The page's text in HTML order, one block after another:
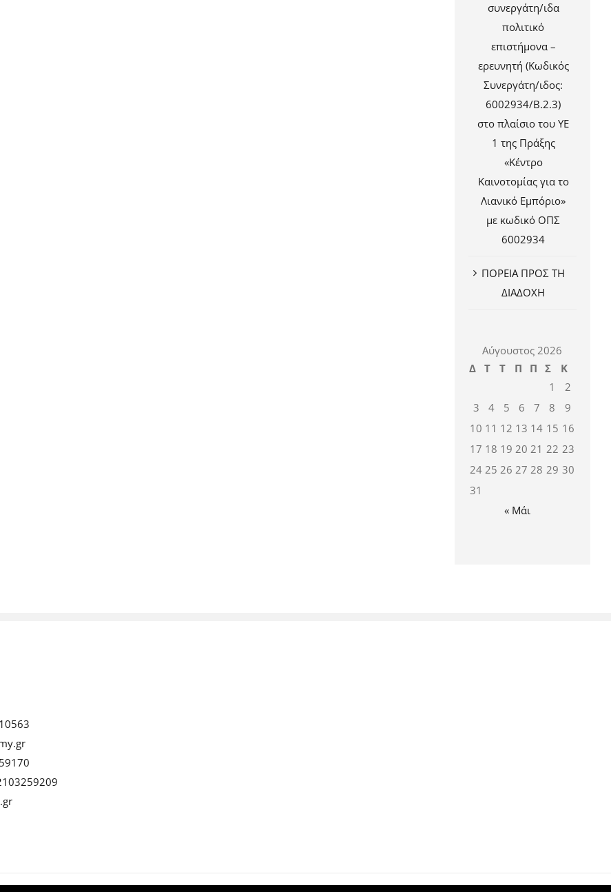
συνεργάτη/ιδα
πολιτικό
επιστήμονα –
ερευνητή (Κωδικός
Συνεργάτη/ιδος:
6002934/Β.2.3)
στο πλαίσιο του ΥΕ
1 της Πράξης
«Κέντρο
Καινοτομίας για το
Λιανικό Εμπόριο»
με κωδικό ΟΠΣ
6002934
ΠΟΡΕΙΑ ΠΡΟΣ ΤΗ
ΔΙΑΔΟΧΗ
Αύγουστος 2026
Δ
Τ Τ Π Π Σ
Κ
1
2
3
4 5 6 7 8
9
10 11 12 13 14 15 16
17 18 19 20 21 22 23
24 25 26 27 28 29 30
31
« Μάι